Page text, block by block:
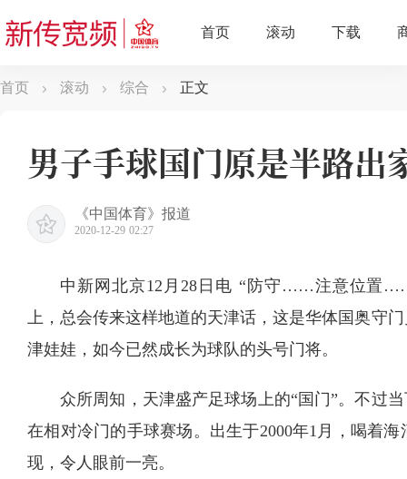
首页 滚动 综合 正文
男子手球国门原是半路出
《中国体育》报道
2020-12-29 02:27
中新网北京12月28日电 “防守……注意位置
上，总会传来这样地道的天津话，这是华体国奥守
津娃娃，如今已然成长为球队的头号门将。
众所周知，天津盛产足球场上的“国门”。不过
在相对冷门的手球赛场。出生于2000年1月，喝着
现，令人眼前一亮。